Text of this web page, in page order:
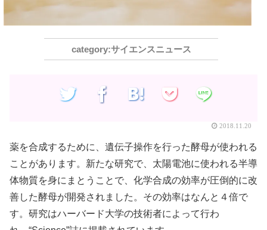
サイエンスニュース
2018.11.20
薬を合成するために、遺伝子操作を行った酵母が使われる
ことがあります。新たな研究で、太陽電池に使われる半導
体物質を身にまとうことで、化学合成の効率が圧倒的に改
善した酵母が開発されました。その効率はなんと４倍で
す。研究はハーバード大学の技術者によって行わ